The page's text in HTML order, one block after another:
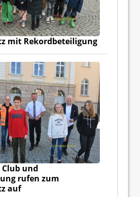
mit Rekordbeteiligung
Club und
rufen zum
auf